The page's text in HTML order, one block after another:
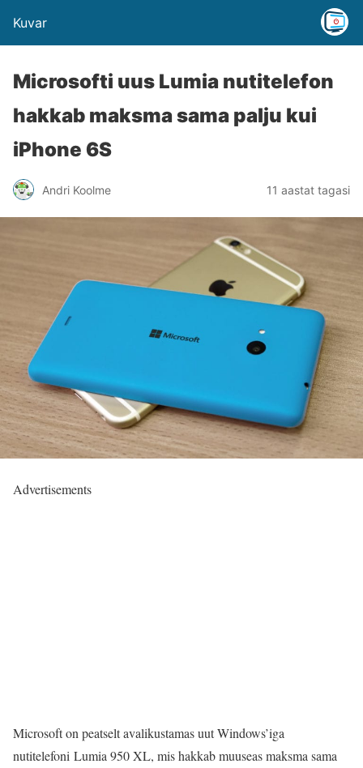
Kuvar
Microsofti uus Lumia nutitelefon
hakkab maksma sama palju kui
iPhone 6S
Andri Koolme 11 aastat tagasi
Advertisements
Microsoft on peatselt avalikustamas uut Windows’iga
nutitelefoni Lumia 950 XL, mis hakkab muuseas maksma sama